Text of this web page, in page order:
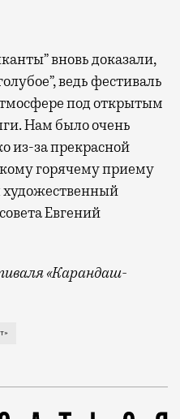
вновь доказали,
ведь фестиваль
под открытым
Нам было очень
из-за прекрасной
горячему приему
художественный
Евгений
«Карандаш-
Старица в